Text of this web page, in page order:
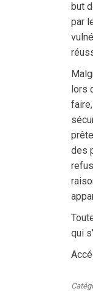
but
par
lors
des
qui